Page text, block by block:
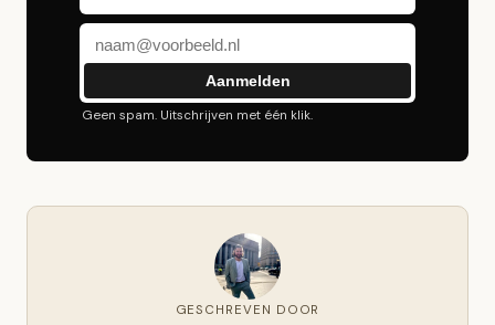
Aanmelden
Geen spam. Uitschrijven met één klik.
GESCHREVEN DOOR